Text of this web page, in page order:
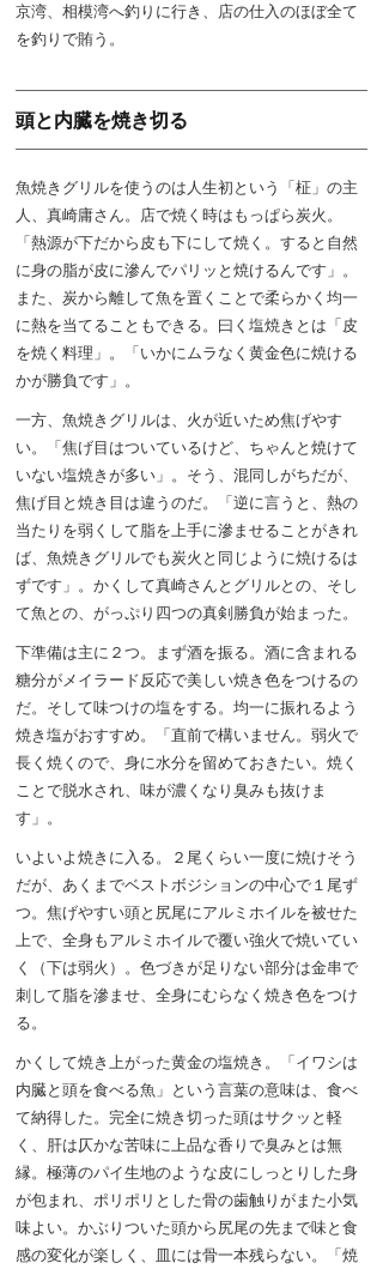
京湾、相模湾へ釣りに行き、店の仕入のほぼ全て
を釣りで賄う。
頭と内臓を焼き切る
魚焼きグリルを使うのは人生初という「柾」の主
人、真崎庸さん。店で焼く時はもっぱら炭火。
「熱源が下だから皮も下にして焼く。すると自然
に身の脂が皮に滲んでパリッと焼けるんです」。
また、炭から離して魚を置くことで柔らかく均一
に熱を当てることもできる。曰く塩焼きとは「皮
を焼く料理」。「いかにムラなく黄金色に焼ける
かが勝負です」。
一方、魚焼きグリルは、火が近いため焦げやす
い。「焦げ目はついているけど、ちゃんと焼けて
いない塩焼きが多い」。そう、混同しがちだが、
焦げ目と焼き目は違うのだ。「逆に言うと、熱の
当たりを弱くして脂を上手に滲ませることがきれ
ば、魚焼きグリルでも炭火と同じように焼けるは
ずです」。かくして真崎さんとグリルとの、そし
て魚との、がっぷり四つの真剣勝負が始まった。
下準備は主に２つ。まず酒を振る。酒に含まれる
糖分がメイラード反応で美しい焼き色をつけるの
だ。そして味つけの塩をする。均一に振れるよう
焼き塩がおすすめ。「直前で構いません。弱火で
長く焼くので、身に水分を留めておきたい。焼く
ことで脱水され、味が濃くなり臭みも抜けま
す」。
いよいよ焼きに入る。２尾くらい一度に焼けそう
だが、あくまでベストボジションの中心で１尾ず
つ。焦げやすい頭と尻尾にアルミホイルを被せた
上で、全身もアルミホイルで覆い強火で焼いてい
く（下は弱火）。色づきが足りない部分は金串で
刺して脂を滲ませ、全身にむらなく焼き色をつけ
る。
かくして焼き上がった黄金の塩焼き。「イワシは
内臓と頭を食べる魚」という言葉の意味は、食べ
て納得した。完全に焼き切った頭はサクッと軽
く、肝は仄かな苦味に上品な香りで臭みとは無
縁。極薄のパイ生地のような皮にしっとりした身
が包まれ、ポリポリとした骨の歯触りがまた小気
味よい。かぶりついた頭から尻尾の先まで味と食
感の変化が楽しく、皿には骨一本残らない。「焼